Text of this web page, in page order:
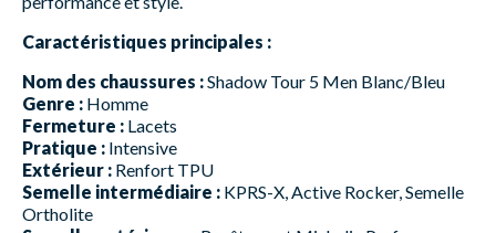
Caractéristiques principales :
Nom des chaussures :Shadow Tour 5 Men Blanc/Bleu
Genre : Homme
Fermeture : Lacets
Pratique : Intensive
Extérieur : Renfort TPU
Semelle intermédiaire : KPRS-X, Active Rocker, Semelle
Ortholite